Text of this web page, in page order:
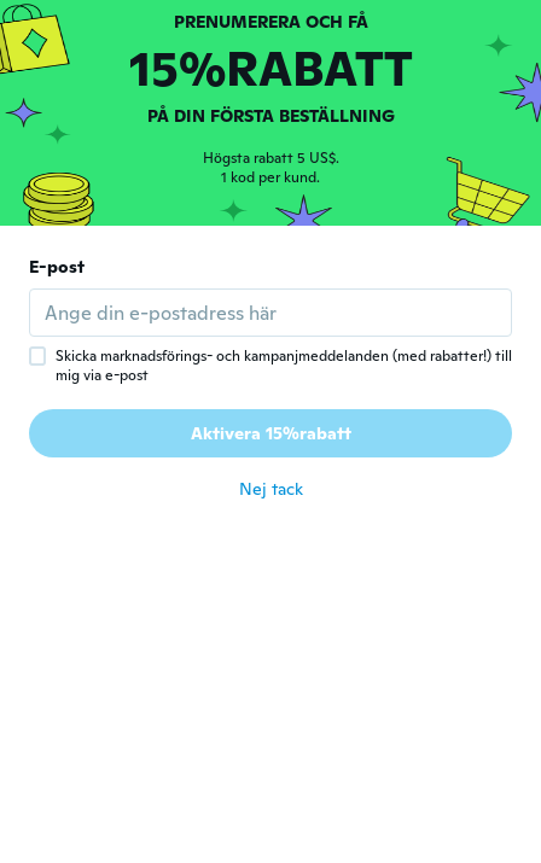
Muito diferente da ok magem, muito
pequeno
för 3 år sen
K Kathleen
D Gick med 2018 · 82 recensioner
Great
Dalva
Gick med 2021 · 70 recensioner
PRENUMERERA OCH FÅ
15%RABATT
PÅ DIN FÖRSTA BESTÄLLNING
Högsta rabatt 5 US$.
1 kod per kund.
E-post
Skicka marknadsförings- och kampanjmeddelanden (med rabatter!) till
mig via e-post
Aktivera 15%rabatt
Nej tack